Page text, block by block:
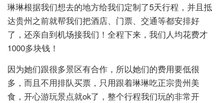
琳琳根据我们想去的地方给我们定制了5天行程，并且抵
达贵州之前就帮我们把酒店、门票、交通等都安排好
了，还亲自到机场接我们！全程下来，我们人均花费才
1000多块钱！
因为她们跟很多景区有合作，所以她们的费用要低很
多，而且不用排队买票，只用跟着琳琳吃正宗贵州美
食，开心游玩景点就ok了，整个行程我们玩的非常开